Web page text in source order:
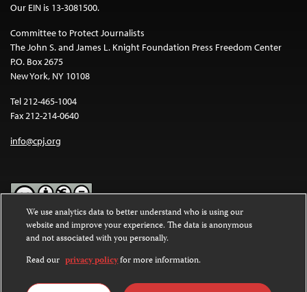
Our EIN is 13-3081500.
Committee to Protect Journalists
The John S. and James L. Knight Foundation Press Freedom Center
P.O. Box 2675
New York, NY 10108
Tel 212-465-1004
Fax 212-214-0640
info@cpj.org
Except where noted, text on this website is licensed under a
Commons Attribution-NonCommercial-NoDerivatives 4.0
International License.
Images and other media are not covered by the Creative Commons
We use analytics data to better understand who is using our
website and improve your experience. The data is anonymous
and not associated with you personally.
Read our privacy policyfor more information.